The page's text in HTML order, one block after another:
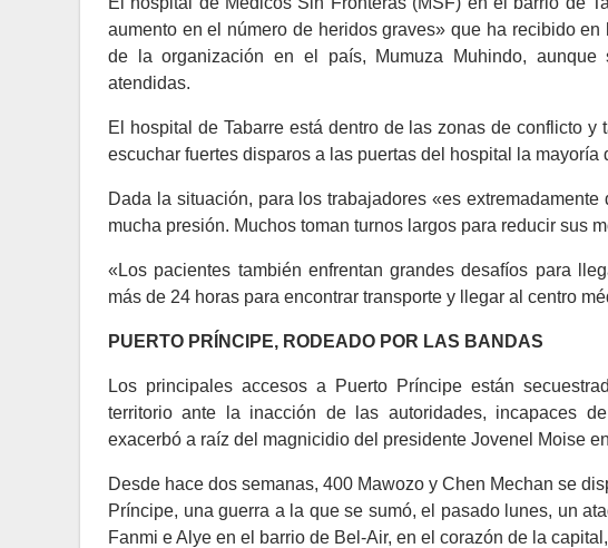
aumento en el número de heridos graves» que ha recibido
de la organización en el país, Mumuza Muhindo,
atendidas.
El hospital de Tabarre está dentro de las zonas de conflicto
escuchar fuertes disparos a las puertas del hospital la mayoría
Dada la situación, para los trabajadores «es
mucha presión. Muchos toman turnos largos para reducir sus
«Los pacientes también enfrentan grandes desafíos para
más de 24 horas para encontrar transporte y llegar al centro
PUERTO PRÍNCIPE, RODEADO POR LAS BANDAS
Los principales accesos a Puerto Príncipe están
territorio ante la inacción de las autoridades, incapaces
exacerbó a raíz del magnicidio del presidente Jovenel Moise
Desde hace dos semanas, 400 Mawozo y Chen Mechan se
Príncipe, una guerra a la que se sumó, el pasado lunes, un
Fanmi e Alye en el barrio de Bel-Air, en el corazón de la